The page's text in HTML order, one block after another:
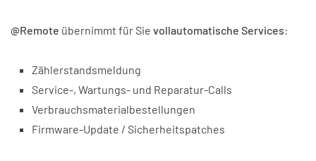
@Remote übernimmt für Sie vollautomatische Services:
Zählerstandsmeldung
Service-, Wartungs- und Reparatur-Calls
Verbrauchsmaterialbestellungen
Firmware-Update / Sicherheitspatches